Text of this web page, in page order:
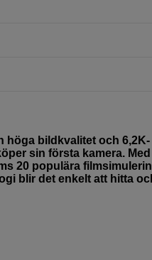
höga bildkvalitet och 6,2K-
sin första kamera. Med
20 populära
blir det enkelt att hitta